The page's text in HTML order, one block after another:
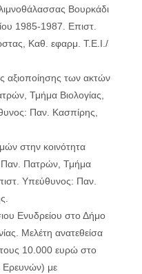
Βουρκάδι
1985-1987. Επιστ.
Καθ. εφαρμ. Τ.Ε.Ι./
αξιοποίησης των ακτών
Τμήμα Βιολογίας,
Παν. Κασπίρης,
στην κοινότητα
Παν. Πατρών, Τμήμα
Υπεύθυνος: Παν.
Ενυδρείου στο Δήμο
Μελέτη ανατεθείσα
10.000 ευρώ στο
Ερευνών) με